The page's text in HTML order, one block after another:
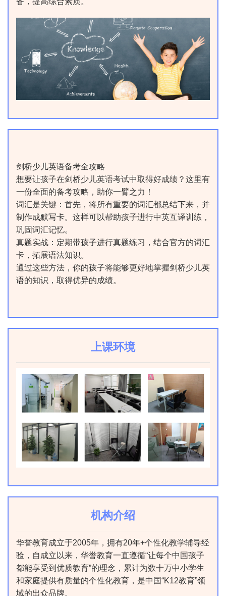
剑桥少儿英语备考全攻略
想要让孩子在剑桥少儿英语考试中取得好成绩？这里有
一份全面的备考攻略，助你一臂之力！
词汇是关键：首先，将所有重要的词汇都总结下来，并
制作成默写卡。这样可以帮助孩子进行中英互译训练，
巩固词汇记忆。
真题实战：定期带孩子进行真题练习，结合官方的词汇
卡，拓展语法知识。
通过这些方法，你的孩子将能够更好地掌握剑桥少儿英
语的知识，取得优异的成绩。
上课环境
机构介绍
华誉教育成立于2005年，拥有20年+个性化教学辅导经
验，自成立以来，华誉教育一直遵循“让每个中国孩子
都能享受到优质教育”的理念，累计为数十万中小学生
和家庭提供有质量的个性化教育，是中国“K12教育”领
域的出众品牌。